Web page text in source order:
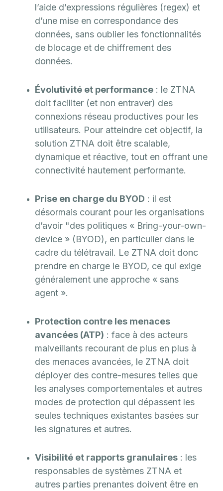
l’aide d’expressions régulières (regex) et
d’une mise en correspondance des
données, sans oublier les fonctionnalités
de blocage et de chiffrement des
données.
Évolutivité et performance : le ZTNA
doit faciliter (et non entraver) des
connexions réseau productives pour les
utilisateurs. Pour atteindre cet objectif, la
solution ZTNA doit être scalable,
dynamique et réactive, tout en offrant une
connectivité hautement performante.
Prise en charge du BYOD : il est
désormais courant pour les organisations
d’avoir "des politiques « Bring-your-own-
device » (BYOD), en particulier dans le
cadre du télétravail. Le ZTNA doit donc
prendre en charge le BYOD, ce qui exige
généralement une approche « sans
agent ».
Protection contre les menaces
avancées (ATP) : face à des acteurs
malveillants recourant de plus en plus à
des menaces avancées, le ZTNA doit
déployer des contre-mesures telles que
les analyses comportementales et autres
modes de protection qui dépassent les
seules techniques existantes basées sur
les signatures et autres.
Visibilité et rapports granulaires : les
responsables de systèmes ZTNA et
autres parties prenantes doivent être en